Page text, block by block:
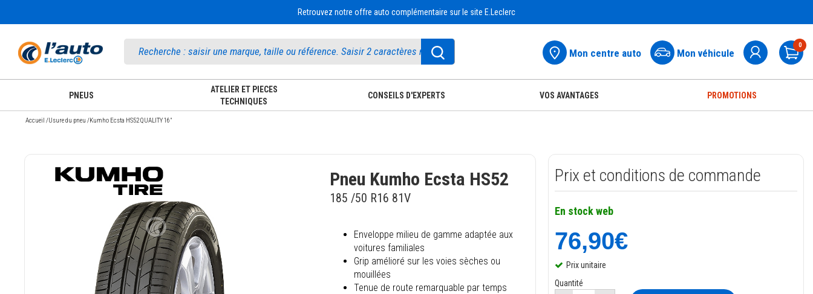
Retrouvez notre offre auto complémentaire sur le site E.Leclerc
Mon centre auto Mon véhicule
0
PNEUS
ATELIER ET PIECES
TECHNIQUES
CONSEILS D'EXPERTS VOS AVANTAGES PROMOTIONS
Accueil /Usure du pneu /Kumho Ecsta HS52 QUALITY 16"
Pneu Kumho Ecsta HS52
185 /50 R16 81V
Enveloppe milieu de gamme adaptée aux
voitures familiales
Grip amélioré sur les voies sèches ou
mouillées
Tenue de route remarquable par temps
Prix et conditions de commande
En stock web
76,90€
Prix unitaire
Quantité